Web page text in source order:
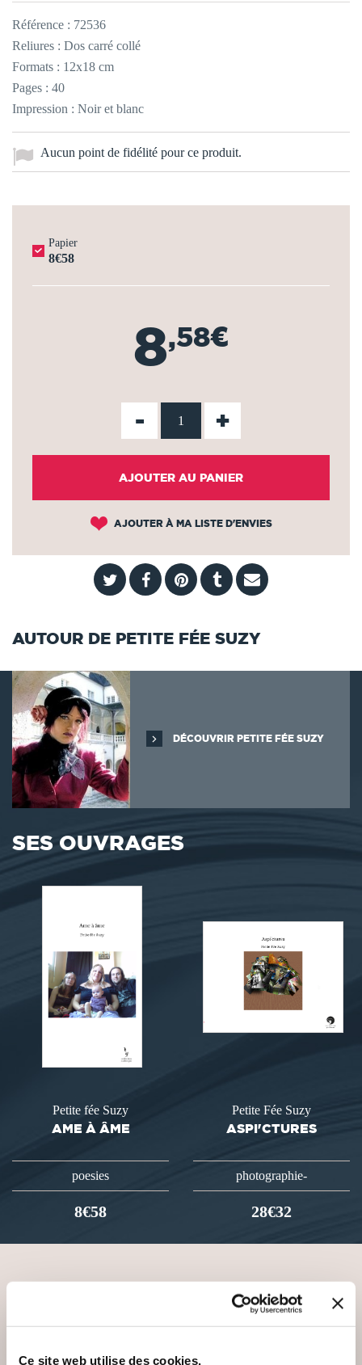
Ce site web utilise des cookies.
Référence : 72536
Reliures : Dos carré collé
Formats : 12x18 cm
Pages : 40
Impression : Noir et blanc
Aucun point de fidélité pour ce produit.
Papier
8€58
8,58€
- +
AJOUTER AU PANIER
AJOUTER À MA LISTE D'ENVIES
AUTOUR DE PETITE FÉE SUZY
DÉCOUVRIR PETITE FÉE SUZY
SES OUVRAGES
Petite fée Suzy
AME À ÂME
poesies
8€58
Petite Fée Suzy
ASPI'CTURES
photographie-
28€32
VOUS AIMEREZ AUSSI